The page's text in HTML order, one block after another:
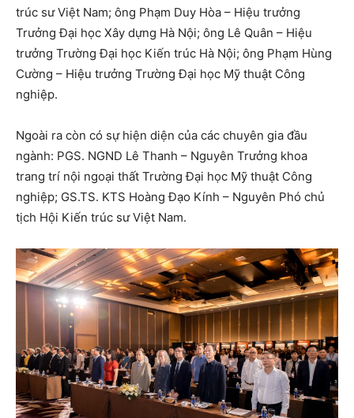
trúc sư Việt Nam; ông Phạm Duy Hòa – Hiệu trưởng
Trưởng Đại học Xây dựng Hà Nội; ông Lê Quân – Hiệu
trưởng Trường Đại học Kiến trúc Hà Nội; ông Phạm Hùng
Cường – Hiệu trưởng Trường Đại học Mỹ thuật Công
nghiệp.
Ngoài ra còn có sự hiện diện của các chuyên gia đầu
ngành: PGS. NGND Lê Thanh – Nguyên Trưởng khoa
trang trí nội ngoại thất Trường Đại học Mỹ thuật Công
nghiệp; GS.TS. KTS Hoàng Đạo Kính – Nguyên Phó chủ
tịch Hội Kiến trúc sư Việt Nam.